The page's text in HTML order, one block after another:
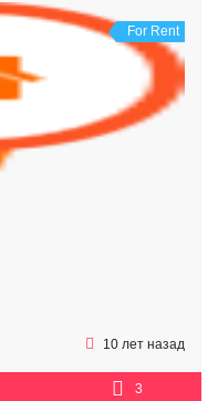
For Rent
10 лет назад
3